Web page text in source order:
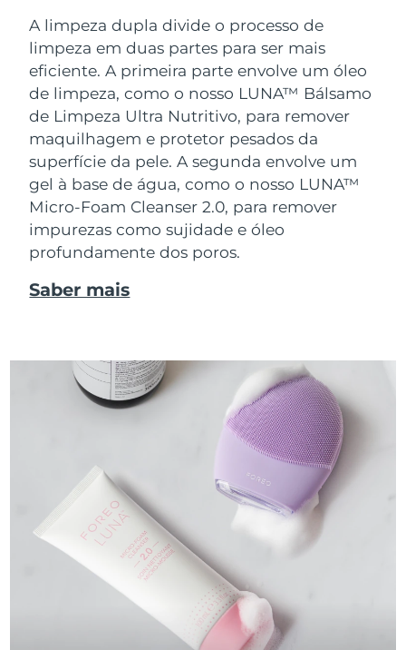
A limpeza dupla divide o processo de
limpeza em duas partes para ser mais
eficiente. A primeira parte envolve um óleo
de limpeza, como o nosso LUNA™ Bálsamo
de Limpeza Ultra Nutritivo, para remover
maquilhagem e protetor pesados da
superfície da pele. A segunda envolve um
gel à base de água, como o nosso LUNA™
Micro-Foam Cleanser 2.0, para remover
impurezas como sujidade e óleo
profundamente dos poros.
Saber mais